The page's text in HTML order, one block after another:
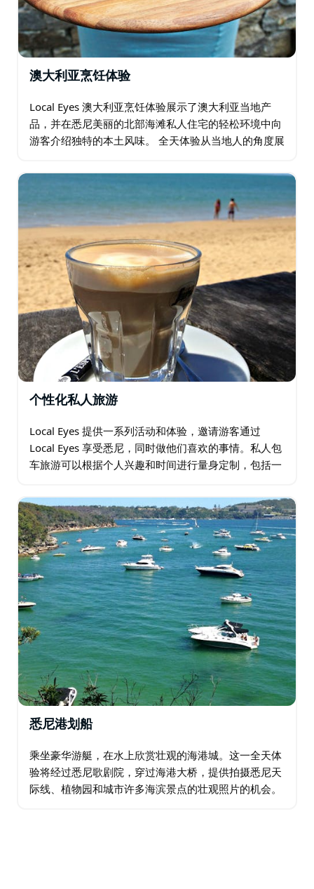
澳大利亚烹饪体验
Local Eyes 澳大利亚烹饪体验展示了澳大利亚当地产
品，并在悉尼美丽的北部海滩私人住宅的轻松环境中向
游客介绍独特的本土风味。 全天体验从当地人的角度展
市场，并有机会亲手准备独特的澳大利亚午餐…
个性化私人旅游
Local Eyes 提供一系列活动和体验，邀请游客通过
Local Eyes 享受悉尼，同时做他们喜欢的事情。私人包
车旅游可以根据个人兴趣和时间进行量身定制，包括一
公园徒步旅行、在当地人家中烹饪…
悉尼港划船
乘坐豪华游艇，在水上欣赏壮观的海港城。这一全天体
验将经过悉尼歌剧院，穿过海港大桥，提供拍摄悉尼天
际线、植物园和城市许多海滨景点的壮观照片的机会。